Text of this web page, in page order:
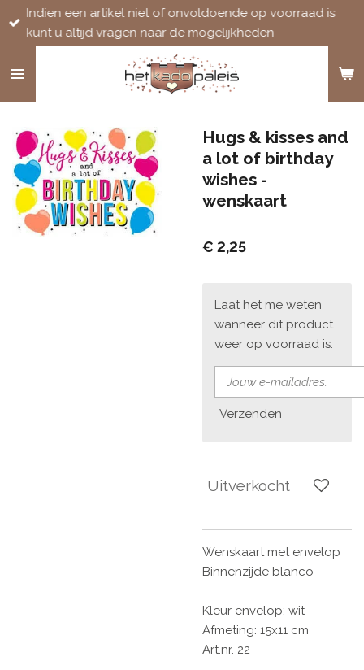
Ga
direct
de
Indien een artikel niet of onvoldoende op voorraad is
kunt u altijd vragen naar de mogelijkheden
Hugs & kisses and
a lot of birthday
wishes -
wenskaart
€ 2,25
Laat het me weten
wanneer dit product
weer op voorraad is.
Verzenden
Uitverkocht
Wenskaart met envelop
Binnenzijde blanco
Kleur envelop: wit
Afmeting: 15x11 cm
Art.nr. 22